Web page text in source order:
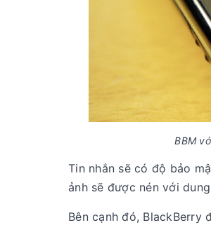
BBM
Tin nhắn sẽ có độ bảo
ảnh sẽ được nén với
Bên cạnh đó, BlackBerry